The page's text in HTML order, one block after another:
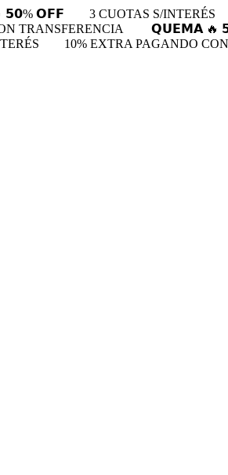
𝗢𝗙𝗙 3 CUOTAS S/INTERÉS
TRANSFERENCIA 𝗤𝗨𝗘𝗠𝗔 🔥
10% EXTRA PAGANDO